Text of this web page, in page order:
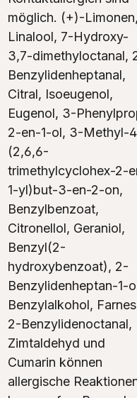
möglich. (+)-
Linalool, 7-Hydroxy-
3,7-dimethyloctanal,
Benzylidenheptanal,
Citral, Isoeugenol,
Eugenol, 3-
2-en-1-ol, 3-Methyl-
(2,6,6-
trimethylcyclohex-2-
1-yl)but-3-en-2-on,
Benzylbenzoat,
Citronellol, Geraniol,
Benzyl(2-
hydroxybenzoat), 2-
Benzylidenheptan-1-
Benzylalkohol,
2-Benzylidenoctanal,
Zimtaldehyd und
Cumarin können
allergische